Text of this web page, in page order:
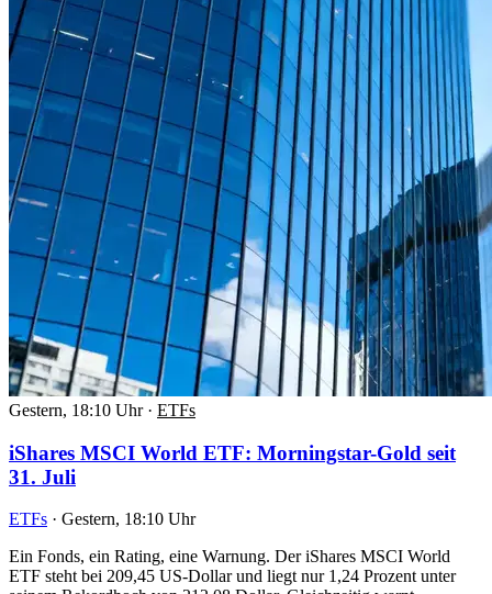
Gestern, 18:10 Uhr · ETFs
iShares MSCI World ETF: Morningstar-Gold seit
31. Juli
ETFs · Gestern, 18:10 Uhr
Ein Fonds, ein Rating, eine Warnung. Der iShares MSCI World
ETF steht bei 209,45 US-Dollar und liegt nur 1,24 Prozent unter